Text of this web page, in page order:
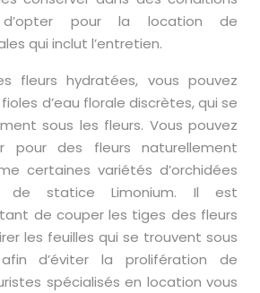
pour la location de
qui inclut l’entretien.
fleurs hydratées, vous pouvez
d’eau florale discrètes, qui se
sous les fleurs. Vous pouvez
pour des fleurs naturellement
certaines variétés d’orchidées
de statice Limonium. Il est
de couper les tiges des fleurs
les feuilles qui se trouvent sous
d’éviter la prolifération de
spécialisés en location vous